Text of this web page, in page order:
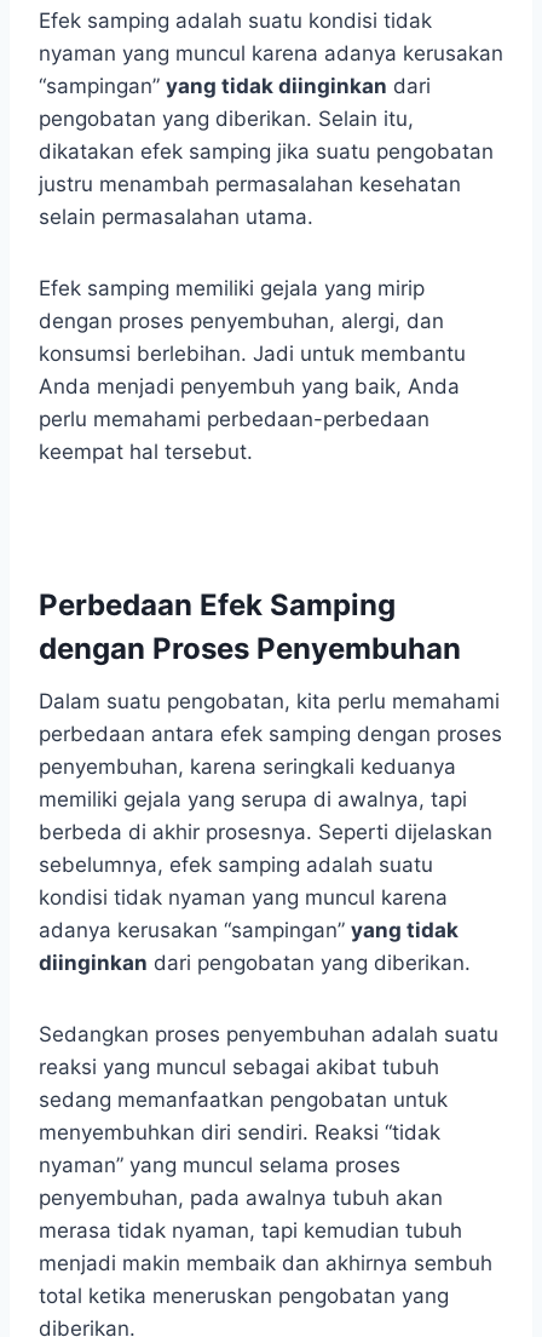
Efek samping adalah suatu kondisi tidak
nyaman yang muncul karena adanya kerusakan
“sampingan” yang tidak diinginkan dari
pengobatan yang diberikan. Selain itu,
dikatakan efek samping jika suatu pengobatan
justru menambah permasalahan kesehatan
selain permasalahan utama.
Efek samping memiliki gejala yang mirip
dengan proses penyembuhan, alergi, dan
konsumsi berlebihan. Jadi untuk membantu
Anda menjadi penyembuh yang baik, Anda
perlu memahami perbedaan-perbedaan
keempat hal tersebut.
Perbedaan Efek Samping
dengan Proses Penyembuhan
Dalam suatu pengobatan, kita perlu memahami
perbedaan antara efek samping dengan proses
penyembuhan, karena seringkali keduanya
memiliki gejala yang serupa di awalnya, tapi
berbeda di akhir prosesnya. Seperti dijelaskan
sebelumnya, efek samping adalah suatu
kondisi tidak nyaman yang muncul karena
adanya kerusakan “sampingan” yang tidak
diinginkan dari pengobatan yang diberikan.
Sedangkan proses penyembuhan adalah suatu
reaksi yang muncul sebagai akibat tubuh
sedang memanfaatkan pengobatan untuk
menyembuhkan diri sendiri. Reaksi “tidak
nyaman” yang muncul selama proses
penyembuhan, pada awalnya tubuh akan
merasa tidak nyaman, tapi kemudian tubuh
menjadi makin membaik dan akhirnya sembuh
total ketika meneruskan pengobatan yang
diberikan.